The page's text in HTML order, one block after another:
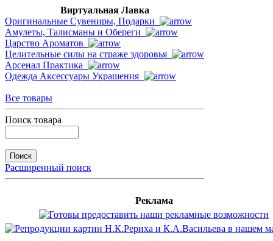
Виртуальная Лавка
Оригинальные Сувениры, Подарки
Амулеты, Талисманы и Обереги
Царство Ароматов
Целительные силы на страже здоровья
Арсенал Практика
Одежда Аксессуары Украшения
Все товары
Поиск товара
Расширенный поиск
Реклама